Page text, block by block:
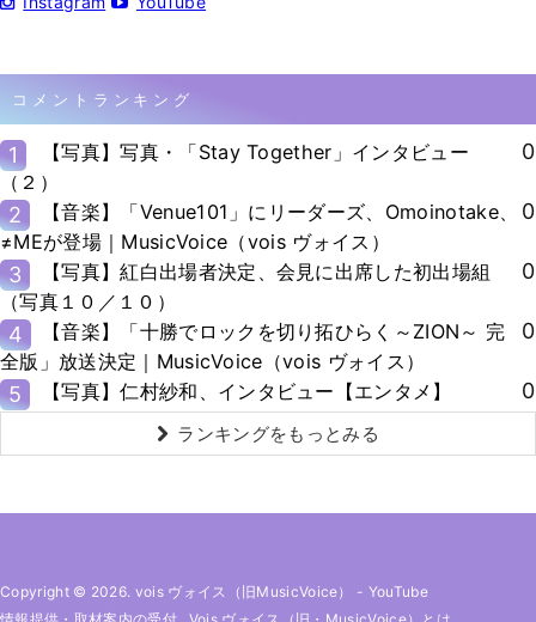
コメントランキング
1
【写真】写真・「Stay Together」インタビュー
（２）
0
2
【音楽】「Venue101」にリーダーズ、Omoinotake、
≠MEが登場｜MusicVoice（vois ヴォイス）
0
3
【写真】紅白出場者決定、会見に出席した初出場組
（写真１０／１０）
0
4
【音楽】「十勝でロックを切り拓ひらく～ZION～ 完
全版」放送決定｜MusicVoice（vois ヴォイス）
0
5 【写真】仁村紗和、インタビュー【エンタメ】 0
ランキングをもっとみる
Copyright © 2026. vois ヴォイス（旧MusicVoice） - YouTube